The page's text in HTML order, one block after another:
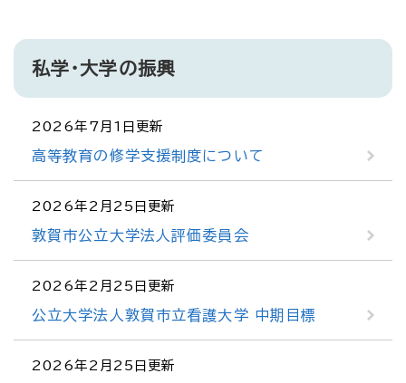
私学・大学の振興
2026年7月1日更新
高等教育の修学支援制度について
2026年2月25日更新
敦賀市公立大学法人評価委員会
2026年2月25日更新
公立大学法人敦賀市立看護大学 中期目標
2026年2月25日更新